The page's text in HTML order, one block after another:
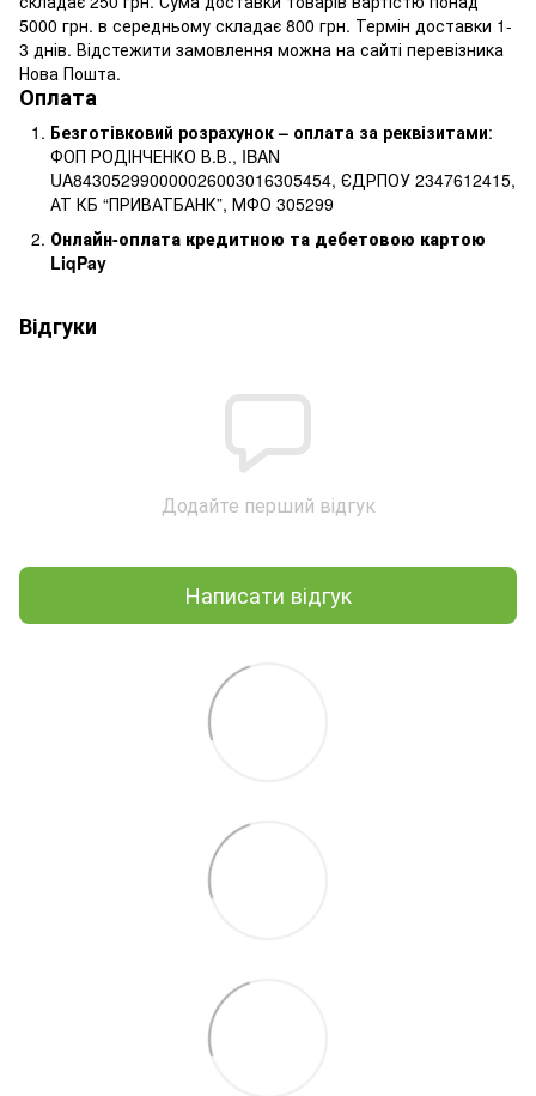
5000 грн. в середньому складає 800 грн. Термін доставки 1-
3 днів. Відстежити замовлення можна на сайті перевізника
Нова Пошта.
Оплата
Безготівковий розрахунок – оплата за реквізитами:
ФОП РОДІНЧЕНКО В.В., IBAN
UA843052990000026003016305454, ЄДРПОУ 2347612415,
АТ КБ “ПРИВАТБАНК”, МФО 305299
Онлайн-оплата кредитною та дебетовою картою
LiqPay
Відгуки
Додайте перший відгук
Написати відгук